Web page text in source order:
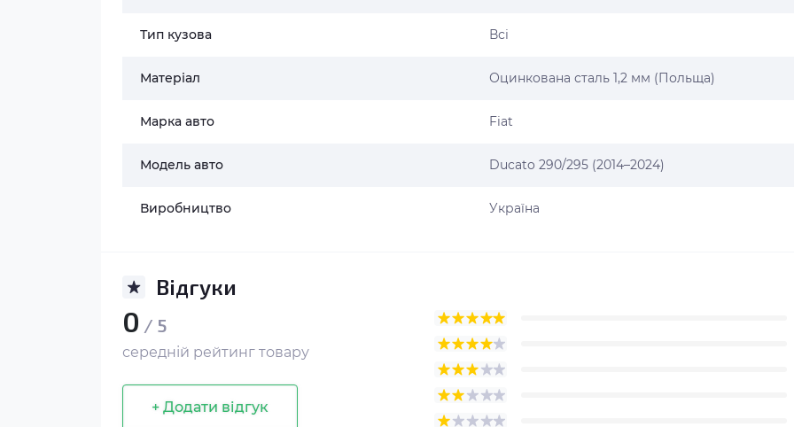
Тип кузова Всі
Матеріал Оцинкована сталь 1,2 мм (Польща)
Марка авто Fiat
Модель авто Ducato 290/295 (2014–2024)
Виробництво Україна
Відгуки
0 / 5
середній рейтинг товару
+ Додати відгук